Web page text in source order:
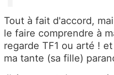
Tout à fait d'accord,
le faire comprendre à
regarde TF1 ou arté !
ma tante (sa fille)